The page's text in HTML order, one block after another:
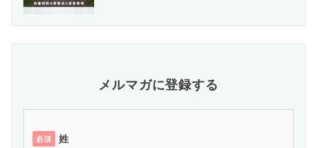
メルマガに登録する
必須 姓